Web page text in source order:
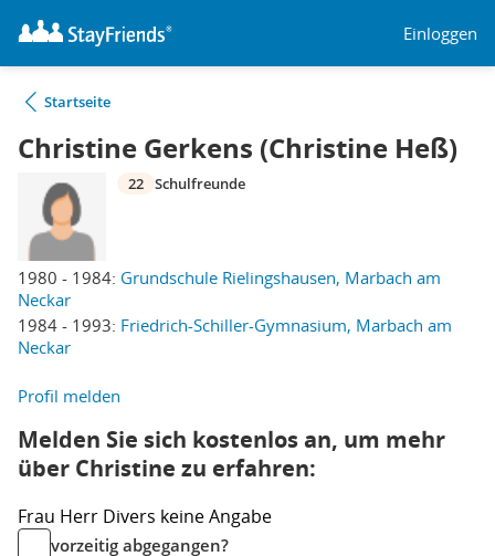
Einloggen
Startseite
Christine Gerkens (Christine Heß)
1980 - 1984: Grundschule Rielingshausen, Marbach am
Neckar
1984 - 1993: Friedrich-Schiller-Gymnasium, Marbach am
Neckar
22 Schulfreunde
Profil melden
Melden Sie sich kostenlos an, um mehr
über Christine zu erfahren:
Frau Herr Divers keine Angabe
vorzeitig abgegangen?